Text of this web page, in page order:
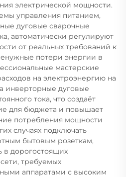
электрической мощности.
управления питанием,
дуговые сварочные
автоматически регулируют
от реальных требований к
потери энергии в
мастерские
на электроэнергию на
инверторные дуговые
тока, что создаёт
для бюджета и повышает
потребления мощности
случаях подключать
бытовым розеткам,
в дорогостоящих
требуемых
аппаратами с высоким